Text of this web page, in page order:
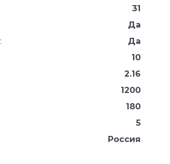
31
Да
Да
10
2.16
1200
180
5
Россия